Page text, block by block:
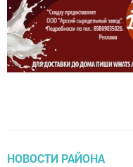
НОВОСТИ РАЙОНА